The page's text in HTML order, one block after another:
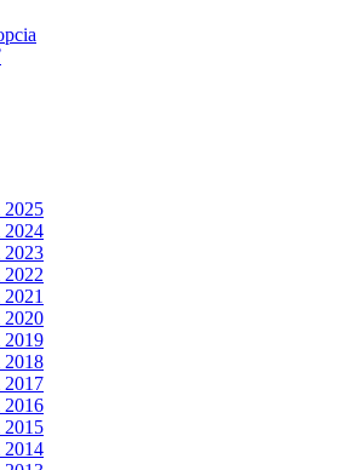
2025
2024
2023
2020
2019
2018
2017
2016
2015
2014